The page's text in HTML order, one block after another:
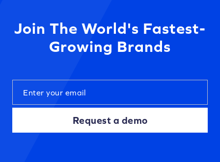
Join The World's Fastest-
Growing Brands
Request a demo